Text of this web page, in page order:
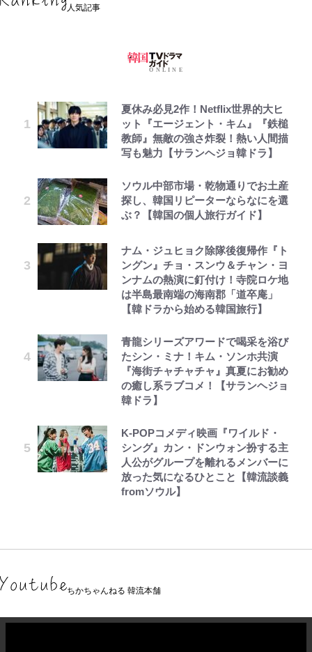
人気記事
夏休み必見2作！Netflix世界的大ヒ
ット『エージェント・キム』『鉄槌
教師』無敵の強さ炸裂！熱い人間描
写も魅力【サランヘジョ韓ドラ】
ソウル中部市場・乾物通りでお土産
探し、韓国リピーターならなにを選
ぶ？【韓国の個人旅行ガイド】
ナム・ジュヒョク除隊後復帰作『ト
ングン』チョ・スンウ＆チャン・ヨ
ンナムの熱演に釘付け！寺院ロケ地
は半島最南端の海南郡「道卒庵」
【韓ドラから始める韓国旅行】
青龍シリーズアワードで喝采を浴び
たシン・ミナ！キム・ソンホ共演
『海街チャチャチャ』真夏にお勧め
の癒し系ラブコメ！【サランヘジョ
韓ドラ】
K-POPコメディ映画『ワイルド・
シング』カン・ドンウォン扮する主
人公がグループを離れるメンバーに
放った気になるひとこと【韓流談義
fromソウル】
ちかちゃんねる 韓流本舗